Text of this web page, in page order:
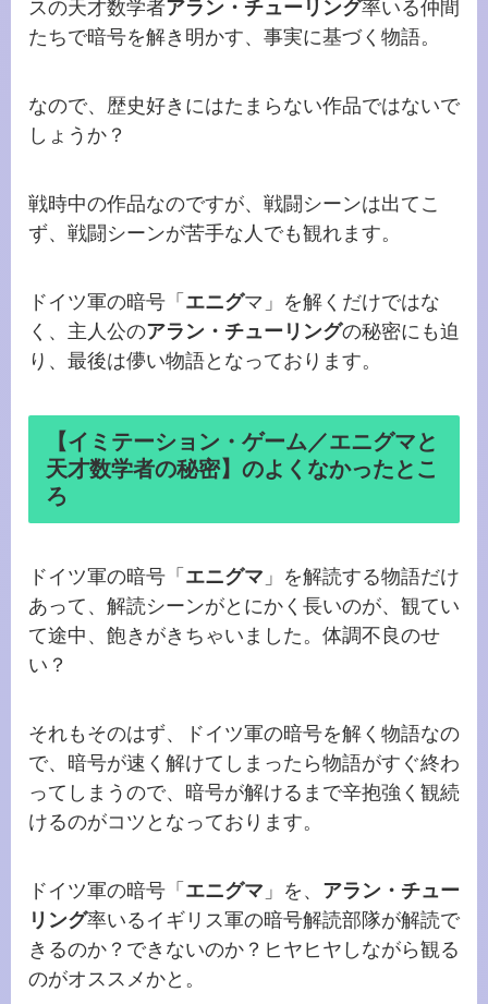
スの天才数学者アラン・チューリング率いる仲間
たちで暗号を解き明かす、事実に基づく物語。
なので、歴史好きにはたまらない作品ではないで
しょうか？
戦時中の作品なのですが、戦闘シーンは出てこ
ず、戦闘シーンが苦手な人でも観れます。
ドイツ軍の暗号「 エニグマ」を解くだけではな
く、主人公のアラン・チューリングの秘密にも迫
り、最後は儚い物語となっております。
【イミテーション・ゲーム／エニグマと
天才数学者の秘密】のよくなかったとこ
ろ
ドイツ軍の暗号「 エニグマ 」を解読する物語だけ
あって、解読シーンがとにかく長いのが、観てい
て途中、飽きがきちゃいました。体調不良のせ
い？
それもそのはず、ドイツ軍の暗号を解く物語なの
で、暗号が速く解けてしまったら物語がすぐ終わ
ってしまうので、暗号が解けるまで辛抱強く観続
けるのがコツとなっております。
ドイツ軍の暗号「 エニグマ 」を、 アラン・チュー
リング率いるイギリス軍の暗号解読部隊が解読で
きるのか？できないのか？ヒヤヒヤしながら観る
のがオススメかと。